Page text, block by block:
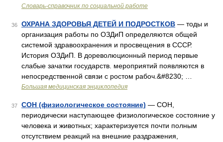
Словарь-справочник по социальной работе
36 ОХРАНА ЗДОРОВЬЯ ДЕТЕЙ И ПОДРОСТКОВ — тоды и
организация работы по ОЗДиП определяются общей
системой здравоохранения и просвещения в СССР.
История ОЗДиП. В дореволюционный период первые
слабые зачатки государств. мероприятий появляются в
непосредственной связи с ростом рабоч.&#8230; …
Большая медицинская энциклопедия
37 СОН (физиологическое состояние) — СОН,
периодически наступающее физиологическое состояние у
человека и животных; характеризуется почти полным
отсутствием реакций на внешние раздражения,